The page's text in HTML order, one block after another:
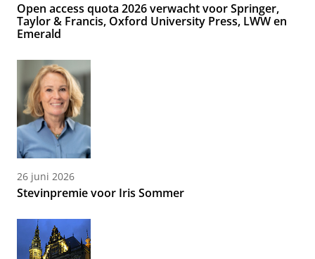
Open access quota 2026 verwacht voor Springer,
Taylor & Francis, Oxford University Press, LWW en
Emerald
26 juni 2026
Stevinpremie voor Iris Sommer